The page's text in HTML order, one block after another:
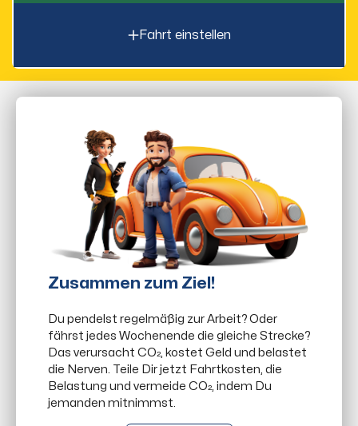
Fahrt einstellen
Zusammen zum Ziel!
Du pendelst regelmäßig zur Arbeit? Oder
fährst jedes Wochenende die gleiche Strecke?
Das verursacht CO₂, kostet Geld und belastet
die Nerven. Teile Dir jetzt Fahrtkosten, die
Belastung und vermeide CO₂, indem Du
jemanden mitnimmst.